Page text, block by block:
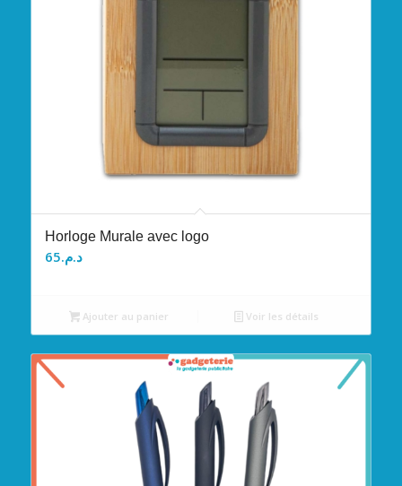
Horloge Murale avec logo
د.م.65
Ajouter au panier Voir les détails